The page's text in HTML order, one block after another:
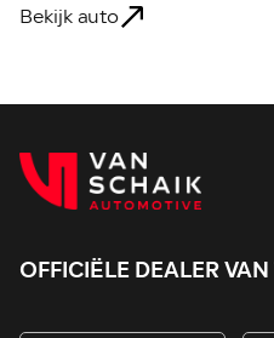
Bekijk auto
OFFICIËLE DEALER